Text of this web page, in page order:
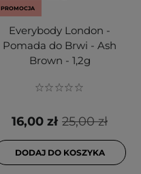
PROMOCJA
Everybody London -
Pomada do Brwi - Ash
Brown - 1,2g
25,00 zł
16,00 zł
DODAJ DO KOSZYKA